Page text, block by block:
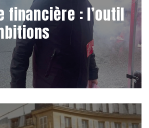
financière : l’outil